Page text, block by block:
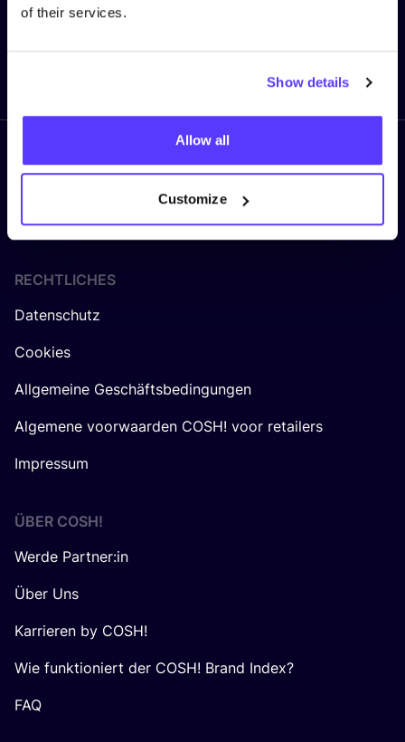
of their services.
Show details
Allow all
Customize
Folge uns
RECHTLICHES
Datenschutz
Cookies
Allgemeine Geschäftsbedingungen
Algemene voorwaarden COSH! voor retailers
Impressum
ÜBER COSH!
Werde Partner:in
Über Uns
Karrieren by COSH!
Wie funktioniert der COSH! Brand Index?
FAQ